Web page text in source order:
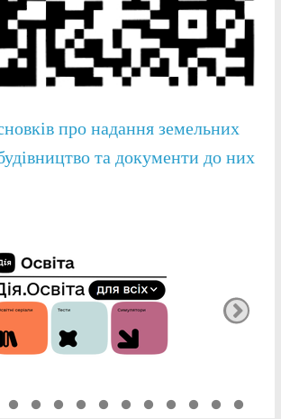
про надання земельних
та документи до них